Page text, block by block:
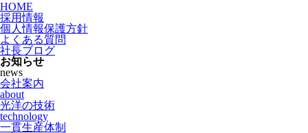
HOME
採用情報
個人情報保護方針
よくある質問
社長ブログ
お知らせ
news
会社案内
about
光洋の技術
technology
一貫生産体制